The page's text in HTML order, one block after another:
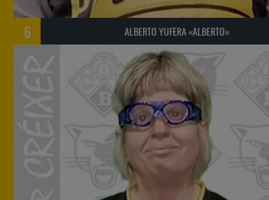
6 ALBERTO YUFERA «ALBERTO»